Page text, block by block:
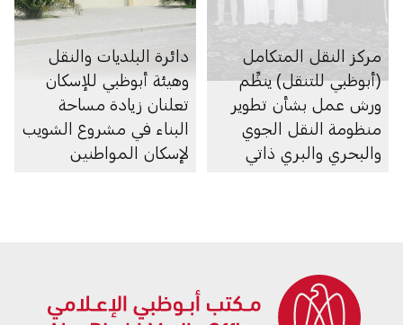
مركز النقل المتكامل
(أبوظبي للتنقل) ينظِّم
ورش عمل بشأن تطوير
منظومة النقل الجوي
والبحري والبري ذاتي
دائرة البلديات والنقل
وهيئة أبوظبي للإسكان
تعلنان زيادة مساحة
البناء في مشروع الشويب
لإسكان المواطنين